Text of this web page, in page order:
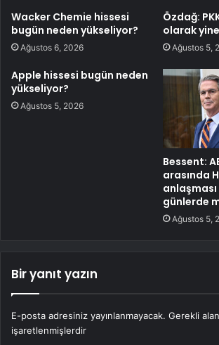
Wacker Chemie hissesi
bugün neden yükseliyor?
Ağustos 6, 2026
Özdağ:
olarak
Ağustos 5,
Apple hissesi bugün neden
yükseliyor?
Ağustos 5, 2026
Bessent:
arasında
günlerde
Ağustos 5,
Bir yanıt yazın
E-posta adresiniz yayınlanmayacak. Gerekli
işaretlenmişlerdir